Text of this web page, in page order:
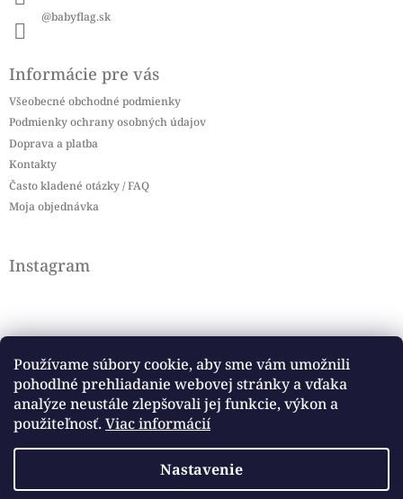
Používame súbory cookie, aby sme vám umožnili
pohodlné prehliadanie webovej stránky a vďaka
analýze neustále zlepšovali jej funkcie, výkon a
použiteľnosť. Viac informácií
Nastavenie
@babyflag.sk
Informácie pre vás
Všeobecné obchodné podmienky
Podmienky ochrany osobných údajov
Doprava a platba
Kontakty
Často kladené otázky / FAQ
Moja objednávka
Instagram
Sledovať na Instagrame
Facebook